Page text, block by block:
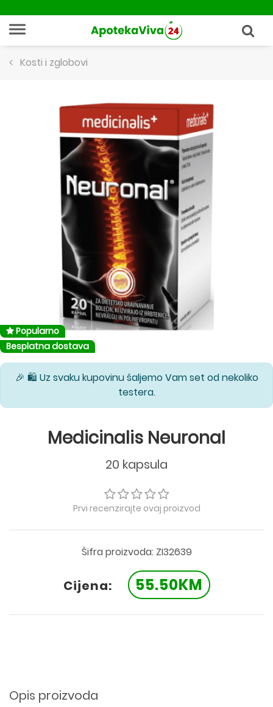
Kosti i zglobovi
Popularno
Besplatna dostava
🎉 🛍️ Uz svaku kupovinu šaljemo Vam set od nekoliko
testera.
Medicinalis Neuronal
20 kapsula
Prvi recenzirajte ovaj proizvod
Šifra proizvoda: ZI32639
Cijena: 55.50KM
Opis proizvoda